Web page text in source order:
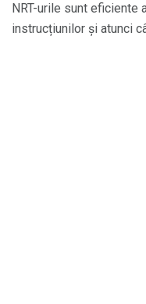
NRT-urile sunt eficiente
instrucțiunilor și atunci